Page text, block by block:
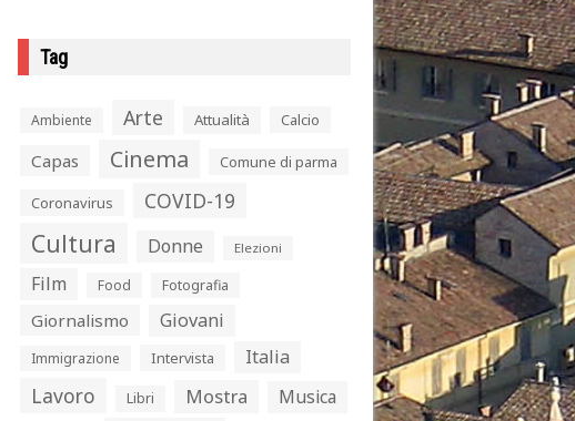
Tag
Ambiente Arte Attualità Calcio
Capas Cinema Comune di parma
Coronavirus COVID-19
Cultura Donne Elezioni
Film Food Fotografia
Giornalismo Giovani
Immigrazione Intervista Italia
Lavoro Libri Mostra Musica